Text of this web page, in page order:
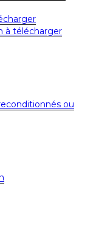
à télécharger
ou